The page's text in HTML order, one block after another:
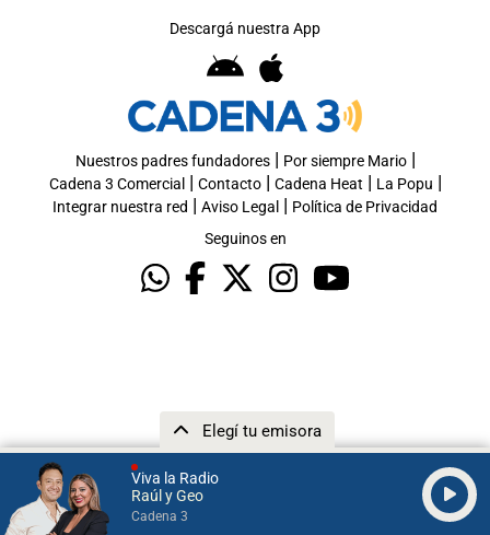
Viva la Radio
Raúl y Geo
Cadena 3
Elegí tu emisora
Descargá nuestra App
Nuestros padres fundadores| Por siempre Mario|
Cadena 3 Comercial | Contacto| Cadena Heat | La Popu |
Integrar nuestra red | Aviso Legal | Política de Privacidad
Seguinos en